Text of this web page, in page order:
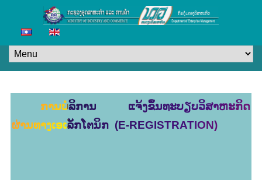
ການບໍລິການ ແຈ້ງຂຶ້ນທະບຽບວິສາຫະກິດ
ຜ່ານທາງເອເລັກໂຕນິກ (E-REGISTRATION)